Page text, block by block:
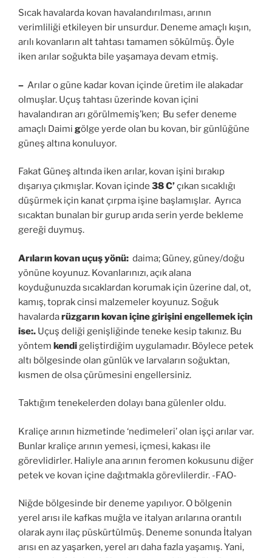
Sıcak havalarda kovan havalandırılması, arının
verimliliği etkileyen bir unsurdur. Deneme amaçlı kışın,
arılı kovanların alt tahtası tamamen sökülmüş. Öyle
iken arılar soğukta bile yaşamaya devam etmiş.
– Arılar o güne kadar kovan içinde üretim ile alakadar
olmuşlar. Uçuş tahtası üzerinde kovan içini
havalandıran arı görülmemiş’ken; Bu sefer deneme
amaçlı Daimi gölge yerde olan bu kovan, bir günlüğüne
güneş altına konuluyor.
Fakat Güneş altında iken arılar, kovan işini bırakıp
dışarıya çıkmışlar. Kovan içinde 38 C’çıkan sıcaklığı
düşürmek için kanat çırpma işine başlamışlar. Ayrıca
sıcaktan bunalan bir gurup arıda serin yerde bekleme
gereği duymuş.
Arıların kovan uçuş yönü: daima; Güney, güney/doğu
yönüne koyunuz. Kovanlarınızı, açık alana
koyduğunuzda sıcaklardan korumak için üzerine dal, ot,
kamış, toprak cinsi malzemeler koyunuz. Soğuk
havalardarüzgarın kovan içine girişini engellemek için
ise:. Uçuş deliği genişliğinde teneke kesip takınız. Bu
yöntem kendigeliştirdiğim uygulamadır. Böylece petek
altı bölgesinde olan günlük ve larvaların soğuktan,
kısmen de olsa çürümesini engellersiniz.
Taktığım tenekelerden dolayı bana gülenler oldu.
Kraliçe arının hizmetinde ‘nedimeleri’ olan işçi arılar var.
Bunlar kraliçe arının yemesi, içmesi, kakası ile
görevlidirler. Haliyle ana arının feromen kokusunu diğer
petek ve kovan içine dağıtmakla görevlilerdir. -FAO-
Niğde bölgesinde bir deneme yapılıyor. O bölgenin
yerel arısı ile kafkas muğla ve italyan arılarına orantılı
olarak aynı ilaç püskürtülmüş. Deneme sonunda İtalyan
arısı en az yaşarken, yerel arı daha fazla yaşamış. Yani,